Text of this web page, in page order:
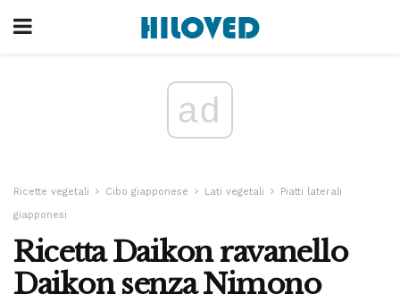
ad
Ricette vegetali Cibo giapponese Lati vegetali
Piatti laterali
giapponesi
Ricetta Daikon ravanello
Daikon senza Nimono